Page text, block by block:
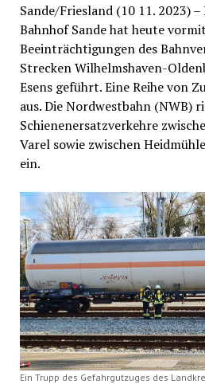
Sande/Friesland (10 11. 2023)
Bahnhof Sande hat heute
Beeinträchtigungen des
Strecken Wilhelmshaven-
Esens geführt. Eine Reihe von
aus. Die Nordwestbahn (NWB)
Schienenersatzverkehre
Varel sowie zwischen
ein.
Ein Trupp des Gefahrgutzuges des